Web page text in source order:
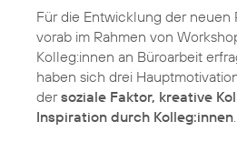
Für die Entwicklung der
vorab im Rahmen von
Kolleg:innen an Büroarbeit
haben sich drei
dersoziale Faktor, kreative
Inspiration durch Kolleg:innen